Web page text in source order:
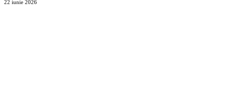
22 iunie 2026